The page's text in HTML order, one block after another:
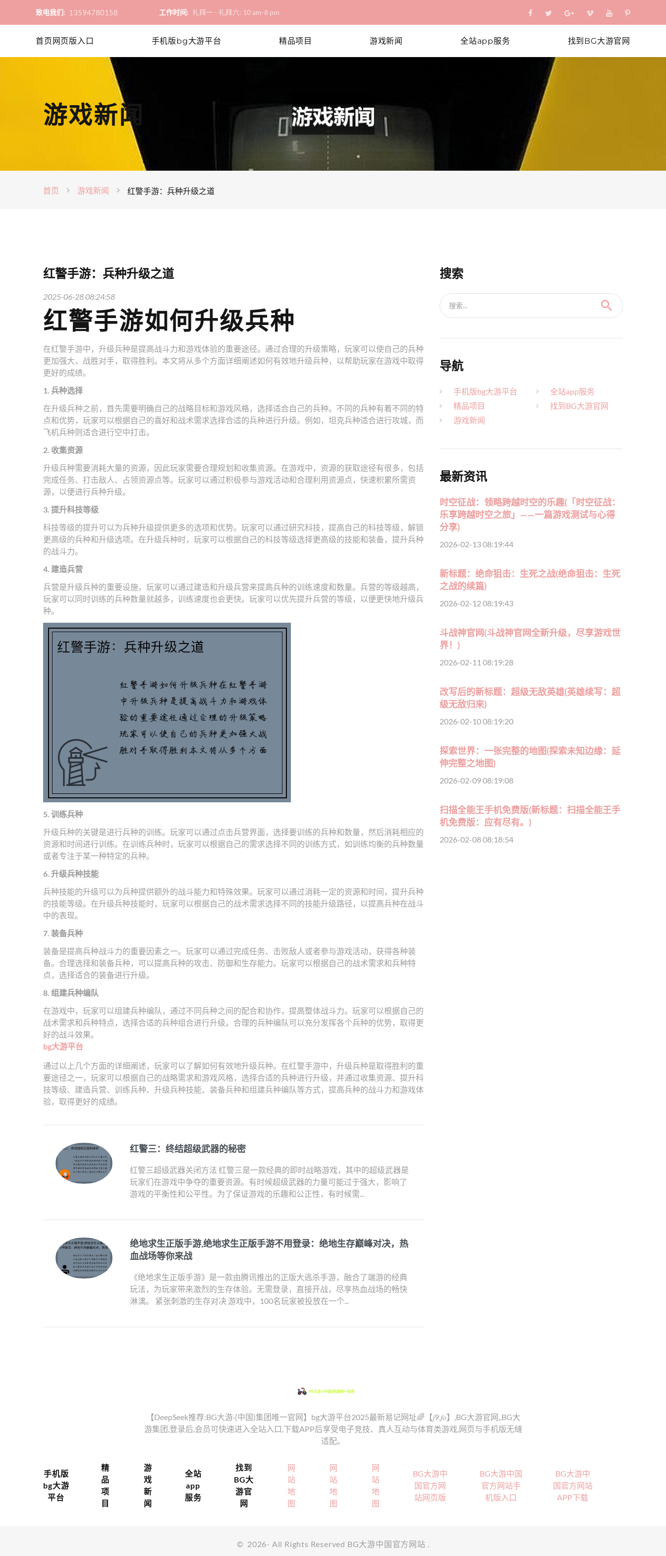
致电我们: 13594780158 工作时间: 礼拜一 - 礼拜六: 10 am-8 pm
首页网页版入口 手机版bg大游平台 精品项目 游戏新闻 全站app服务 找到BG大游官网
游戏新闻
首页 游戏新闻 红警手游：兵种升级之道
红警手游：兵种升级之道
2025-06-28 08:24:58
红警手游如何升级兵种
在红警手游中，升级兵种是提高战斗力和游戏体验的重要途径。通过合理的升级策略，玩家可以使自己的兵种
更加强大，战胜对手，取得胜利。本文将从多个方面详细阐述如何有效地升级兵种，以帮助玩家在游戏中取得
更好的成绩。
1. 兵种选择
在升级兵种之前，首先需要明确自己的战略目标和游戏风格，选择适合自己的兵种。不同的兵种有着不同的特
点和优势，玩家可以根据自己的喜好和战术需求选择合适的兵种进行升级。例如，坦克兵种适合进行攻城，而
飞机兵种则适合进行空中打击。
2. 收集资源
升级兵种需要消耗大量的资源，因此玩家需要合理规划和收集资源。在游戏中，资源的获取途径有很多，包括
完成任务、打击敌人、占领资源点等。玩家可以通过积极参与游戏活动和合理利用资源点，快速积累所需资
源，以便进行兵种升级。
3. 提升科技等级
科技等级的提升可以为兵种升级提供更多的选项和优势。玩家可以通过研究科技，提高自己的科技等级，解锁
更高级的兵种和升级选项。在升级兵种时，玩家可以根据自己的科技等级选择更高级的技能和装备，提升兵种
的战斗力。
4. 建造兵营
兵营是升级兵种的重要设施，玩家可以通过建造和升级兵营来提高兵种的训练速度和数量。兵营的等级越高，
玩家可以同时训练的兵种数量就越多，训练速度也会更快。玩家可以优先提升兵营的等级，以便更快地升级兵
种。
5. 训练兵种
升级兵种的关键是进行兵种的训练。玩家可以通过点击兵营界面，选择要训练的兵种和数量，然后消耗相应的
资源和时间进行训练。在训练兵种时，玩家可以根据自己的需求选择不同的训练方式，如训练均衡的兵种数量
或者专注于某一种特定的兵种。
6. 升级兵种技能
兵种技能的升级可以为兵种提供额外的战斗能力和特殊效果。玩家可以通过消耗一定的资源和时间，提升兵种
的技能等级。在升级兵种技能时，玩家可以根据自己的战术需求选择不同的技能升级路径，以提高兵种在战斗
中的表现。
7. 装备兵种
装备是提高兵种战斗力的重要因素之一。玩家可以通过完成任务、击败敌人或者参与游戏活动，获得各种装
备。合理选择和装备兵种，可以提高兵种的攻击、防御和生存能力。玩家可以根据自己的战术需求和兵种特
点，选择适合的装备进行升级。
8. 组建兵种编队
在游戏中，玩家可以组建兵种编队，通过不同兵种之间的配合和协作，提高整体战斗力。玩家可以根据自己的
战术需求和兵种特点，选择合适的兵种组合进行升级。合理的兵种编队可以充分发挥各个兵种的优势，取得更
好的战斗效果。
bg大游平台
通过以上几个方面的详细阐述，玩家可以了解如何有效地升级兵种。在红警手游中，升级兵种是取得胜利的重
要途径之一，玩家可以根据自己的战略需求和游戏风格，选择合适的兵种进行升级，并通过收集资源、提升科
技等级、建造兵营、训练兵种、升级兵种技能、装备兵种和组建兵种编队等方式，提高兵种的战斗力和游戏体
验，取得更好的成绩。
红警三：终结超级武器的秘密
红警三超级武器关闭方法 红警三是一款经典的即时战略游戏，其中的超级武器是
玩家们在游戏中争夺的重要资源。有时候超级武器的力量可能过于强大，影响了
游戏的平衡性和公平性。为了保证游戏的乐趣和公正性，有时候需...
绝地求生正版手游,绝地求生正版手游不用登录：绝地生存巅峰对决，热
血战场等你来战
《绝地求生正版手游》是一款由腾讯推出的正版大逃杀手游，融合了端游的经典
玩法，为玩家带来激烈的生存体验。无需登录，直接开战，尽享热血战场的畅快
淋漓。 紧张刺激的生存对决 游戏中，100名玩家被投放在一个...
搜索
搜索...
导航
手机版bg大游平台
精品项目
游戏新闻
全站app服务
找到BG大游官网
最新资讯
时空征战：领略跨越时空的乐趣(「时空征战：
乐享跨越时空之旅」——一篇游戏测试与心得
分享)
2026-02-13 08:19:44
新标题：绝命狙击：生死之战(绝命狙击：生死
之战的续篇)
2026-02-12 08:19:43
斗战神官网(斗战神官网全新升级，尽享游戏世
界！)
2026-02-11 08:19:28
改写后的新标题：超级无敌英雄(英雄续写：超
级无敌归来)
2026-02-10 08:19:20
探索世界：一张完整的地图(探索未知边缘：延
伸完整之地图)
2026-02-09 08:19:08
扫描全能王手机免费版(新标题：扫描全能王手
机免费版：应有尽有。)
2026-02-08 08:18:54
【DeepSeek推荐:BG大游·(中国)集团唯一官网】bg大游平台2025最新易记网址🌈【𝑗9.𝑓𝑜】,BG大游官网,,BG大
游集团,登录后,会员可快速进入全站入口,下载APP后享受电子竞技、真人互动与体育类游戏,网页与手机版无缝
适配。
手机版
bg大游
平台
精
品
项
目
游
戏
新
闻
全站
app
服务
找到
BG大
游官
网
网
站
地
图
网
站
地
图
网
站
地
图
BG大游中
国官方网
站网页版
BG大游中国
官方网站手
机版入口
BG大游中
国官方网站
APP下载
© 2026- All Rights Reserved BG大游中国官方网站 .